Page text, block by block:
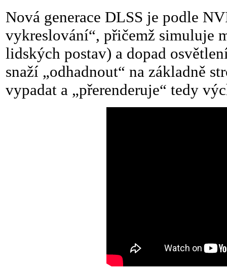
Nová generace DLSS je podle
vykreslování“, přičemž simuluje
lidských postav) a dopad
snaží „odhadnout“ na základně
vypadat a „přerenderuje“ tedy